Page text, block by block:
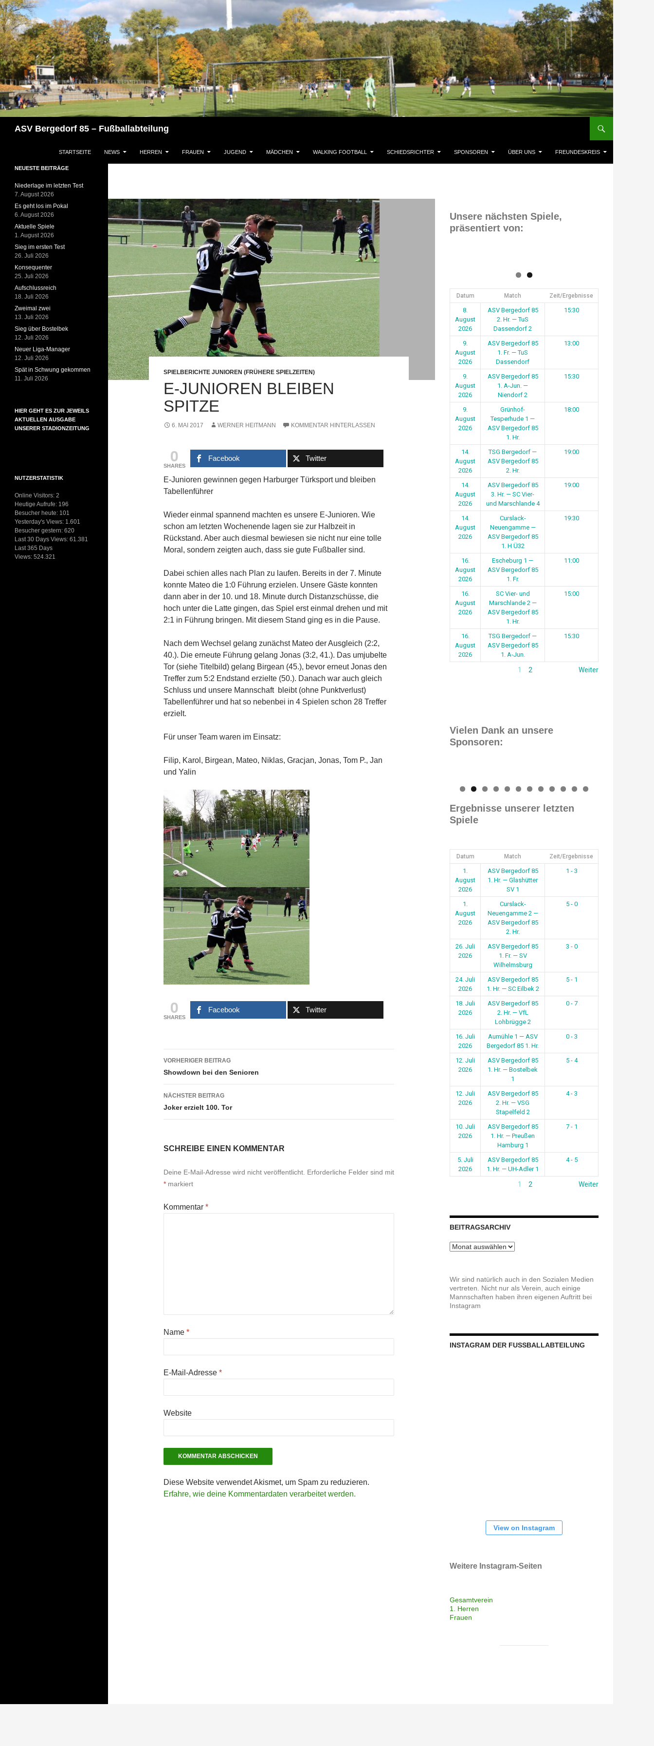
Zum
Inhalt
springen
ASV Bergedorf 85 – Fußballabteilung
STARTSEITE NEWS HERREN FRAUEN JUGEND MÄDCHEN WALKING FOOTBALL SCHIEDSRICHTER SPONSOREN ÜBER UNS FREUNDESKREIS
SPIELBERICHTE JUNIOREN (FRÜHERE SPIELZEITEN)
E-JUNIOREN BLEIBEN
SPITZE
6. MAI 2017 WERNER HEITMANN KOMMENTAR HINTERLASSEN
0
SHARES
Facebook Twitter
E-Junioren gewinnen gegen Harburger Türksport und bleiben
Tabellenführer
Wieder einmal spannend machten es unsere E-Junioren. Wie
schon am letzten Wochenende lagen sie zur Halbzeit in
Rückstand. Aber auch diesmal bewiesen sie nicht nur eine tolle
Moral, sondern zeigten auch, dass sie gute Fußballer sind.
Dabei schien alles nach Plan zu laufen. Bereits in der 7. Minute
konnte Mateo die 1:0 Führung erzielen. Unsere Gäste konnten
dann aber in der 10. und 18. Minute durch Distanzschüsse, die
hoch unter die Latte gingen, das Spiel erst einmal drehen und mit
2:1 in Führung bringen. Mit diesem Stand ging es in die Pause.
Nach dem Wechsel gelang zunächst Mateo der Ausgleich (2:2,
40.). Die erneute Führung gelang Jonas (3:2, 41.). Das umjubelte
Tor (siehe Titelbild) gelang Birgean (45.), bevor erneut Jonas den
Treffer zum 5:2 Endstand erzielte (50.). Danach war auch gleich
Schluss und unsere Mannschaft bleibt (ohne Punktverlust)
Tabellenführer und hat so nebenbei in 4 Spielen schon 28 Treffer
erzielt.
Für unser Team waren im Einsatz:
Filip, Karol, Birgean, Mateo, Niklas, Gracjan, Jonas, Tom P., Jan
und Yalin
0
SHARES
Facebook Twitter
Beitragsnavigation
VORHERIGER BEITRAG
Showdown bei den Senioren
NÄCHSTER BEITRAG
Joker erzielt 100. Tor
SCHREIBE EINEN KOMMENTAR
Deine E-Mail-Adresse wird nicht veröffentlicht. Erforderliche Felder sind mit
* markiert
Kommentar *
Name *
E-Mail-Adresse *
Website
Diese Website verwendet Akismet, um Spam zu reduzieren.
Erfahre, wie deine Kommentardaten verarbeitet werden.
Unsere nächsten Spiele,
präsentiert von:
Datum Match Zeit/Ergebnisse
8.
August
2026
ASV Bergedorf 85
2. Hr. — TuS
Dassendorf 2
15:30
9.
August
2026
ASV Bergedorf 85
1. Fr. — TuS
Dassendorf
13:00
9.
August
2026
ASV Bergedorf 85
1. A-Jun. —
Niendorf 2
15:30
9.
August
2026
Grünhof-
Tesperhude 1 —
ASV Bergedorf 85
1. Hr.
18:00
14.
August
2026
TSG Bergedorf —
ASV Bergedorf 85
2. Hr.
19:00
14.
August
2026
ASV Bergedorf 85
3. Hr. — SC Vier-
und Marschlande 4
19:00
14.
August
2026
Curslack-
Neuengamme —
ASV Bergedorf 85
1. H Ü32
19:30
16.
August
2026
Escheburg 1 —
ASV Bergedorf 85
1. Fr.
11:00
16.
August
2026
SC Vier- und
Marschlande 2 —
ASV Bergedorf 85
1. Hr.
15:00
16.
August
2026
TSG Bergedorf —
ASV Bergedorf 85
1. A-Jun.
15:30
1 2 Weiter
Vielen Dank an unsere
Sponsoren:
0 1 2
Ergebnisse unserer letzten
Spiele
Datum Match Zeit/Ergebnisse
1.
August
2026
ASV Bergedorf 85
1. Hr. — Glashütter
SV 1
1 - 3
1.
August
2026
Curslack-
Neuengamme 2 —
ASV Bergedorf 85
2. Hr.
5 - 0
26. Juli
2026
ASV Bergedorf 85
1. Fr. — SV
Wilhelmsburg
3 - 0
24. Juli
2026
ASV Bergedorf 85
1. Hr. — SC Eilbek 2
5 - 1
18. Juli
2026
ASV Bergedorf 85
2. Hr. — VfL
Lohbrügge 2
0 - 7
16. Juli
2026
Aumühle 1 — ASV
Bergedorf 85 1. Hr.
0 - 3
12. Juli
2026
ASV Bergedorf 85
1. Hr. — Bostelbek
1
5 - 4
12. Juli
2026
ASV Bergedorf 85
2. Hr. — VSG
Stapelfeld 2
4 - 3
10. Juli
2026
ASV Bergedorf 85
1. Hr. — Preußen
Hamburg 1
7 - 1
5. Juli
2026
ASV Bergedorf 85
1. Hr. — UH-Adler 1
4 - 5
1 2 Weiter
BEITRAGSARCHIV
Beitragsarchiv
Wir sind natürlich auch in den Sozialen Medien
vertreten. Nicht nur als Verein, auch einige
Mannschaften haben ihren eigenen Auftritt bei
Instagram
INSTAGRAM DER FUSSBALLABTEILUNG
View on Instagram
Weitere Instagram-Seiten
Gesamtverein
1. Herren
Frauen
NEUESTE BEITRÄGE
Niederlage im letzten Test
7. August 2026
Es geht los im Pokal
6. August 2026
Aktuelle Spiele
1. August 2026
Sieg im ersten Test
26. Juli 2026
Konsequenter
25. Juli 2026
Aufschlussreich
18. Juli 2026
Zweimal zwei
13. Juli 2026
Sieg über Bostelbek
12. Juli 2026
Neuer Liga-Manager
12. Juli 2026
Spät in Schwung gekommen
11. Juli 2026
HIER GEHT ES ZUR JEWEILS
AKTUELLEN AUSGABE
UNSERER STADIONZEITUNG
NUTZERSTATISTIK
Online Visitors: 2
Heutige Aufrufe: 196
Besucher heute: 101
Yesterday's Views: 1.601
Besucher gestern: 620
Last 30 Days Views: 61.381
Last 365 Days
Views: 524.321